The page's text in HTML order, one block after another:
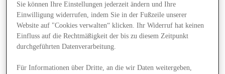
Angebote
Sie können Ihre Einstellungen jederzeit ändern und Ihre
Einwilligung widerrufen, indem Sie in der Fußzeile unserer
Website auf "Cookies verwalten“ klicken. Ihr Widerruf hat keinen
Einfluss auf die Rechtmäßigkeit der bis zu diesem Zeitpunkt
durchgeführten Datenverarbeitung.
Für Informationen über Dritte, an die wir Daten weitergeben,